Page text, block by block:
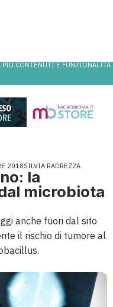
PIÙ CONTENUTI E FUNZIONALITÀ
2018SILVIA RADREZZA
la
microbiota
anche fuori dal sito
il rischio di tumore al